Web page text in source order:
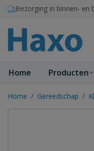
Ga naar de inhoud
Bezorging in binnen- en
Home Producten
Home / Gereedschap /